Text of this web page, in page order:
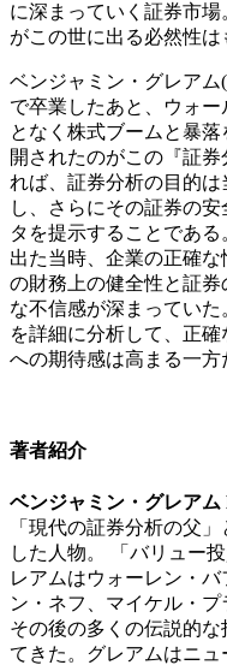
に深まっていく証券市場
がこの世に出る必然性は
ベンジャミン・グレア
で卒業したあと、ウォ
となく株式ブームと暴
開されたのがこの『証
れば、証券分析の目的
し、さらにその証券の
タを提示することであ
出た当時、企業の正確
の財務上の健全性と証
な不信感が深まってい
を詳細に分析して、正
への期待感は高まる一方
著者紹介
ベンジャミン・グレアム
「現代の証券分析の父
した人物。 「バリュー
レアムはウォーレン・
ン・ネフ、マイケル・
その後の多くの伝説的
てきた。グレアムはニ